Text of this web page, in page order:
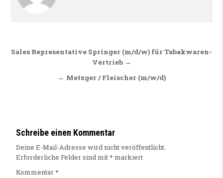
Beitragsnavigation
Sales Representative Springer (m/d/w) für Tabakwaren-
Vertrieb →
← Metzger / Fleischer (m/w/d)
Schreibe einen Kommentar
Deine E-Mail-Adresse wird nicht veröffentlicht.
Erforderliche Felder sind mit* markiert
Kommentar*